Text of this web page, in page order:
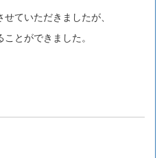
ていただきましたが、
とができました。